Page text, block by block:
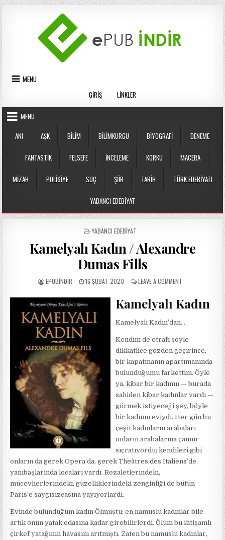
Skip
to
content
MENU
GIRIŞ
LINKLER
MENU
ANI
AŞK BILIM BILIMKURGU BIYOGRAFI DENEME
FANTASTIK FELSEFE İNCELEME KORKU MACERA
MIZAH POLISIYE SUÇ ŞIIR TARIH TÜRK EDEBIYATI
YABANCI EDEBIYAT
POSTED
YABANCI EDEBIYAT
Kamelyalı Kadın / Alexandre
Dumas Fills
AUTHOR:
EPUBINDIR
PUBLISHED
16 ŞUBAT 2020 LEAVE A COMMENTON
KADIN
/
DUMAS
Kamelyalı Kadın
Kamelyalı Kadın’dan…
Kendim de etrafı şöyle
dikkatlice gözden geçirince,
bir kapatmanın apartımanında
bulunduğumu farkettim. Öyle
ya, kibar bir kadının — burada
sahiden kibar kadınlar vardı —
görmek istiyeceği şey, böyle
bir kadının eviydi. Her gün bu
çeşit kadınların arabaları
onların arabalarına çamur
sıçratıyordu; kendileri gibi
onların da gerek Opera’da, gerek Theâtres des Italiens’de,
yanıbaşlarında locaları vardı. Rezaletlerindeki,
mücevherlerindeki, güzelliklerindeki zenginliği de bütün
Paris’e saygısızcasına yayıyorlardı.
Evinde bulunduğum kadın Ölmüştü: en namuslu kadınlar bile
artık onun yatak odasına kadar girebilirlerdi. Ölüm bu ihtişamlı
çirkef yatağının havasını arıtmıştı. Zaten bu namuslu kadınlar,